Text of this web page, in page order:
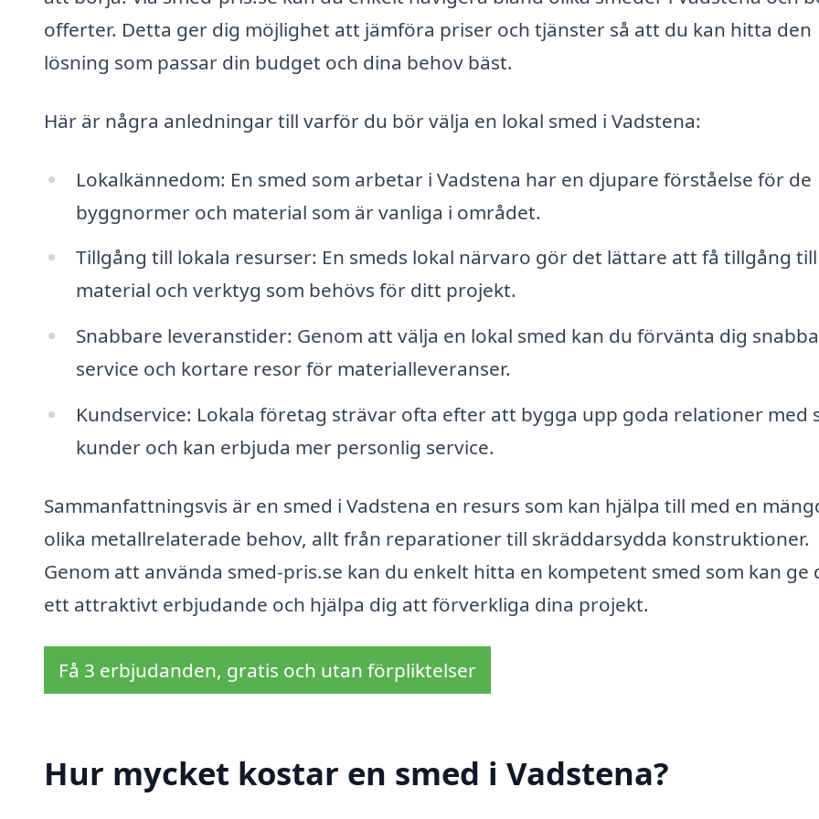
offerter. Detta ger dig möjlighet att jämföra priser och tjänster så att du kan hitta den
lösning som passar din budget och dina behov bäst.
Här är några anledningar till varför du bör välja en lokal smed i Vadstena:
Lokalkännedom: En smed som arbetar i Vadstena har en djupare förståelse för de
byggnormer och material som är vanliga i området.
Tillgång till lokala resurser: En smeds lokal närvaro gör det lättare att få tillgång
material och verktyg som behövs för ditt projekt.
Snabbare leveranstider: Genom att välja en lokal smed kan du förvänta dig
service och kortare resor för materialleveranser.
Kundservice: Lokala företag strävar ofta efter att bygga upp goda relationer med
kunder och kan erbjuda mer personlig service.
Sammanfattningsvis är en smed i Vadstena en resurs som kan hjälpa till med en
olika metallrelaterade behov, allt från reparationer till skräddarsydda konstruktioner.
Genom att använda smed-pris.se kan du enkelt hitta en kompetent smed som kan ge
ett attraktivt erbjudande och hjälpa dig att förverkliga dina projekt.
Få 3 erbjudanden, gratis och utan förpliktelser
Hur mycket kostar en smed i Vadstena?